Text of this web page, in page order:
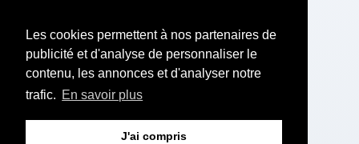
Les cookies permettent à nos partenaires de
publicité et d'analyse de personnaliser le
contenu, les annonces et d'analyser notre
trafic. En savoir plus
J'ai compris